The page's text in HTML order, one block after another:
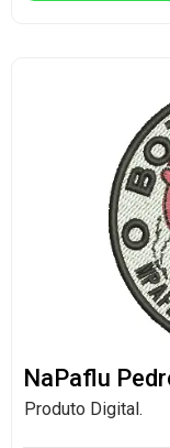
NaPaflu
Produto Digital.